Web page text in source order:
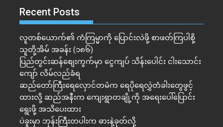
Recent Posts
လူတစ်ယောက်၏ ကံကြမ္မာကို ပြောင်းလဲဖို့ စာဖတ်ကြပါစို့
သူတို့အိမ် အခန်း (၁၈၆)
ပြည်တွင်းဆန်စျေးကွက်မှာ ငွေကျပ် သိန်းပေါင်း ငါး​သောင်း
ကျော် လိမ်လည်ခံရ
ဆည်တော်ကြီးရေလှောင်တမံက ရေပိုရေလွှဲတံခါးတွေဖွင့်
ထားလို့ ဆည်အနီးက ကျေးရွာတချို့ကို အရေးပေါ်ပြောင်း
ရွေးဖို့ အသိပေးထား
ပဲခူးမှာ ဘုန်းကြီးတပါးက ဓားနဲ့ခုတ်လို့